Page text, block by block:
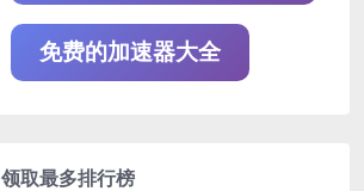
免费的加速器大全
领取最多排行榜